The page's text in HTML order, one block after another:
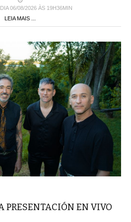
06/08/2026 ÀS 19H36MIN
LEIA MAIS ...
PRESENTACIÓN EN VIVO